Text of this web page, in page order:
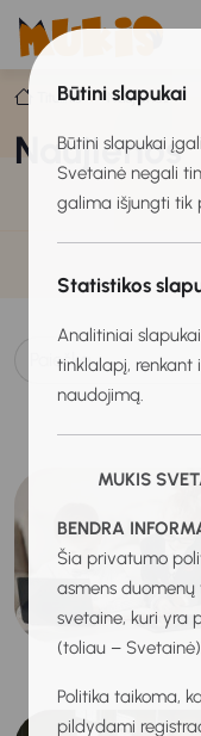
Būtini slapukai
Būtini slapukai
Svetainė negali
galima išjungti tik
Statistikos
Analitiniai
tinklalapį,
naudojimą.
MUKIS
BENDRA
Šia privatumo
asmens
svetaine, kuri yra
(toliau –
Politika taikoma,
pildydami
Titulinis Naujienos
Naujienos